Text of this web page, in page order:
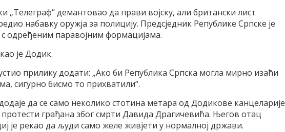
„Телеграф“ демантовао да прави војску, али британски лист
набавку оружја за полицију. Предсједник Републике Српске је
одређеним паравојним формацијама.
је Додик.
прилику додати: „Ако би Република Српска могла мирно изаћи
сигурно бисмо то прихватили“.
да се само неколико стотина метара од Додикове канцеларије
грађана због смрти Давида Драгичевића. Његов отац
је рекао да људи само желе живјети у нормалној држави.